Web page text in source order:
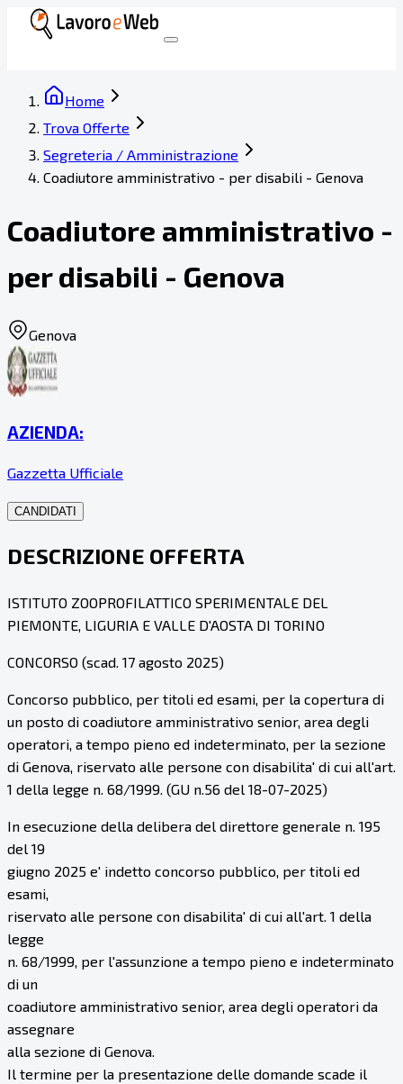
Home
Trova Offerte
Segreteria / Amministrazione
Coadiutore amministrativo - per disabili - Genova
Coadiutore amministrativo -
per disabili - Genova
Genova
AZIENDA:
Gazzetta Ufficiale
CANDIDATI
DESCRIZIONE OFFERTA
ISTITUTO ZOOPROFILATTICO SPERIMENTALE DEL
PIEMONTE, LIGURIA E VALLE D'AOSTA DI TORINO
CONCORSO (scad. 17 agosto 2025)
Concorso pubblico, per titoli ed esami, per la copertura di
un posto di coadiutore amministrativo senior, area degli
operatori, a tempo pieno ed indeterminato, per la sezione
di Genova, riservato alle persone con disabilita' di cui all'art.
1 della legge n. 68/1999. (GU n.56 del 18-07-2025)
In esecuzione della delibera del direttore generale n. 195
del 19
giugno 2025 e' indetto concorso pubblico, per titoli ed
esami,
riservato alle persone con disabilita' di cui all'art. 1 della
legge
n. 68/1999, per l'assunzione a tempo pieno e indeterminato
di un
coadiutore amministrativo senior, area degli operatori da
assegnare
alla sezione di Genova.
Il termine per la presentazione delle domande scade il